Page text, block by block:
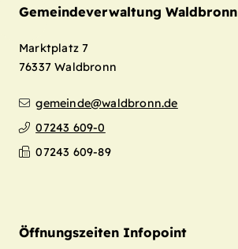
Gemeindeverwaltung Waldbronn
Marktplatz 7
76337 Waldbronn
gemeinde@waldbronn.de
07243 609-0
07243 609-89
Öffnungszeiten Infopoint